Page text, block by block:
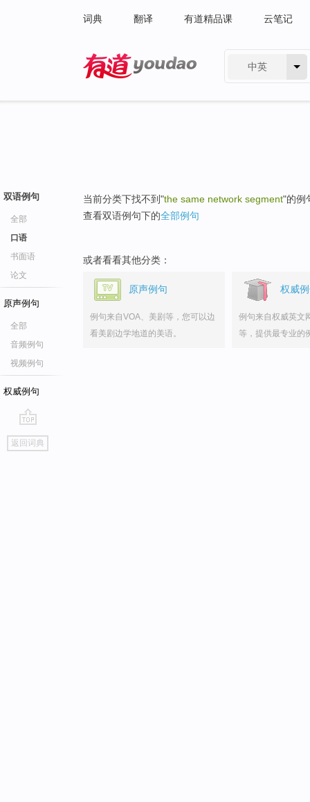
词典 翻译 有道精品课 云笔记
中英
双语例句
全部
口语
书面语
论文
原声例句
全部
音频例句
视频例句
权威例句
go
top
返回词典
当前分类下找不到"the same network segment"的例
查看双语例句下的全部例句
或者看看其他分类：
原声例句
例句来自VOA、美剧等，您可以边
看美剧边学地道的美语。
权威
例句来自权威英文
等，提供最专业的